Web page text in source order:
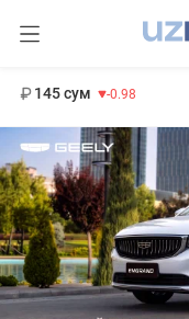
145 сум -0.98